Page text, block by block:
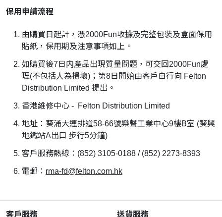
保用申請流程
由購買日起計，憑2000Fun收據及完整包裝及盒面保用
貼紙，保用期及注意事項如上。
如購買後7日内產品出現質量問題，可交回2000Fun處
理(不包括人為損壞)；第8日開始由客戶自行向 Felton
Distribution Limited 提出。
香港維修中心 - Felton Distribution Limited
地址：葵涌大連排道58-66號樂聲工業中心9樓B室 (葵興
地鐵站A出口 步行5分鐘)
客戶服務熱線：(852) 3105-0188 / (852) 2273-8393
電郵： rma-fd@felton.com.hk
客戶服務 送貨服務